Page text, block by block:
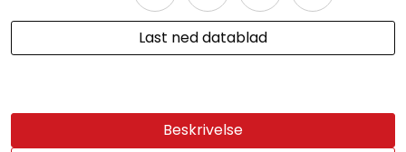
Last ned datablad
Beskrivelse